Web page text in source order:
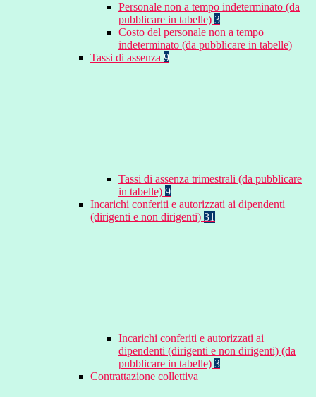
Personale non a tempo indeterminato (da
pubblicare in tabelle) 3
Costo del personale non a tempo
indeterminato (da pubblicare in tabelle)
Tassi di assenza 9
Tassi di assenza trimestrali (da pubblicare
in tabelle) 9
Incarichi conferiti e autorizzati ai dipendenti
(dirigenti e non dirigenti) 31
Incarichi conferiti e autorizzati ai
dipendenti (dirigenti e non dirigenti) (da
pubblicare in tabelle) 3
Contrattazione collettiva